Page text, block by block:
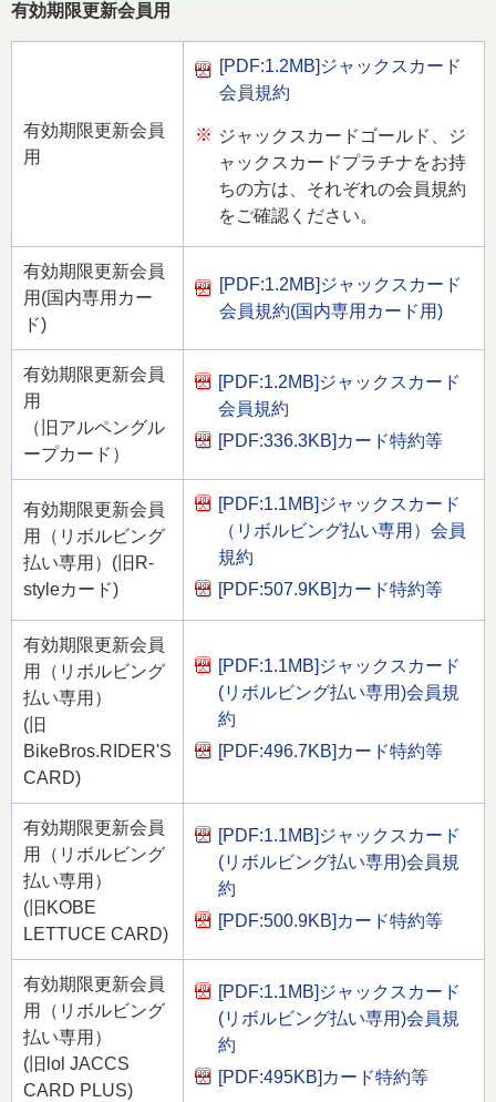
有効期限更新会員用
有効期限更新会員
用
[PDF:1.2MB] ジャックスカード
会員規約
※ ジャックスカードゴールド、ジ
ャックスカードプラチナをお持
ちの方は、それぞれの会員規約
をご確認ください。
有効期限更新会員
用(国内専用カー
ド)
[PDF:1.2MB] ジャックスカード
会員規約(国内専用カード用)
有効期限更新会員
用
（旧アルペングル
ープカード）
[PDF:1.2MB] ジャックスカード
会員規約
[PDF:336.3KB] カード特約等
有効期限更新会員
用（リボルビング
払い専用）(旧R-
styleカード)
[PDF:1.1MB] ジャックスカード
（リボルビング払い専用）会員
規約
[PDF:507.9KB] カード特約等
有効期限更新会員
用（リボルビング
払い専用）
(旧
BikeBros.RIDER'S
CARD)
[PDF:1.1MB] ジャックスカード
(リボルビング払い専用)会員規
約
[PDF:496.7KB] カード特約等
有効期限更新会員
用（リボルビング
払い専用）
(旧KOBE
LETTUCE CARD)
[PDF:1.1MB] ジャックスカード
(リボルビング払い専用)会員規
約
[PDF:500.9KB] カード特約等
有効期限更新会員
用（リボルビング
払い専用）
(旧lol JACCS
CARD PLUS)
[PDF:1.1MB] ジャックスカード
(リボルビング払い専用)会員規
約
[PDF:495KB] カード特約等